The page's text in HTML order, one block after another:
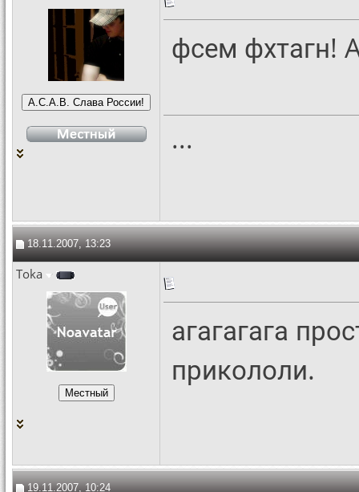
фсем фхтагн!
...
18.11.2007, 13:23
Toka
агагагага
прикололи.
19.11.2007, 10:24